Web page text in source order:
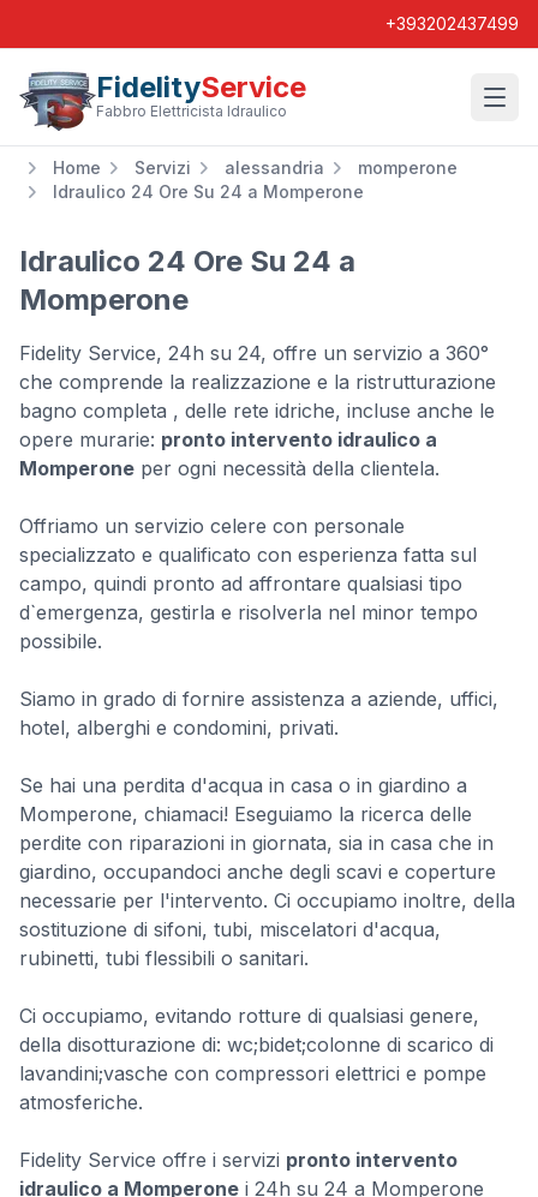
+393202437499
FidelityService
Fabbro Elettricista Idraulico
Home Servizi alessandria
momperone
Idraulico 24 Ore Su 24 a Momperone
Idraulico 24 Ore Su 24 a
Momperone
Fidelity Service, 24h su 24, offre un servizio a 360°
che comprende la realizzazione e la ristrutturazione
bagno completa , delle rete idriche, incluse anche le
opere murarie: pronto intervento idraulico a
Momperone per ogni necessità della clientela.
Offriamo un servizio celere con personale
specializzato e qualificato con esperienza fatta sul
campo, quindi pronto ad affrontare qualsiasi tipo
d`emergenza, gestirla e risolverla nel minor tempo
possibile.
Siamo in grado di fornire assistenza a aziende, uffici,
hotel, alberghi e condomini, privati.
Se hai una perdita d'acqua in casa o in giardino a
Momperone, chiamaci! Eseguiamo la ricerca delle
perdite con riparazioni in giornata, sia in casa che in
giardino, occupandoci anche degli scavi e coperture
necessarie per l'intervento. Ci occupiamo inoltre, della
sostituzione di sifoni, tubi, miscelatori d'acqua,
rubinetti, tubi flessibili o sanitari.
Ci occupiamo, evitando rotture di qualsiasi genere,
della disotturazione di: wc;bidet;colonne di scarico di
lavandini;vasche con compressori elettrici e pompe
atmosferiche.
Fidelity Service offre i servizi pronto intervento
idraulico a Momperone i 24h su 24 a Momperone